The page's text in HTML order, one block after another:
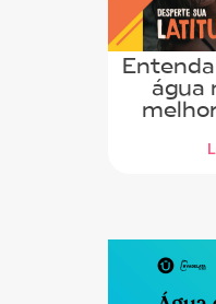
água